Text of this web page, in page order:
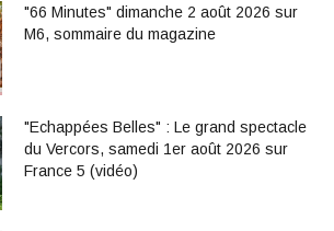
"66 Minutes" dimanche 2 août 2026 sur
M6, sommaire du magazine
"Echappées Belles" : Le grand spectacle
du Vercors, samedi 1er août 2026 sur
France 5 (vidéo)